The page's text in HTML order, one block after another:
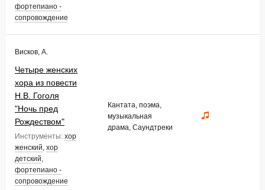
фортепиано -
сопровождение
Висков, А.
Четыре женских
хора из повести
Н.В. Гоголя
"Ночь пред
Рождеством"
Инструменты: хор
женский, хор
детский,
фортепиано -
сопровождение
Кантата, поэма,
музыкальная
драма, Саундтреки